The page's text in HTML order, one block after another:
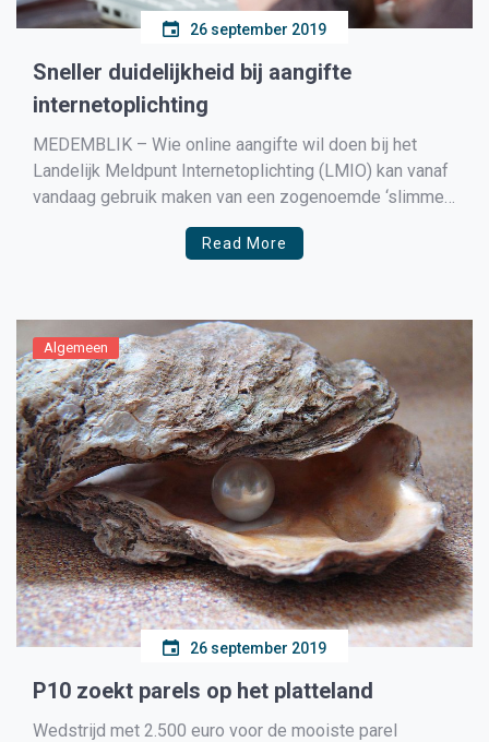
26 september 2019
Sneller duidelijkheid bij aangifte
internetoplichting
MEDEMBLIK – Wie online aangifte wil doen bij het
Landelijk Meldpunt Internetoplichting (LMIO) kan vanaf
vandaag gebruik maken van een zogenoemde ‘slimme
keuzehulp’ die werkt op basis van kunstmatige
Read More
Algemeen
26 september 2019
P10 zoekt parels op het platteland
Wedstrijd met 2.500 euro voor de mooiste parel